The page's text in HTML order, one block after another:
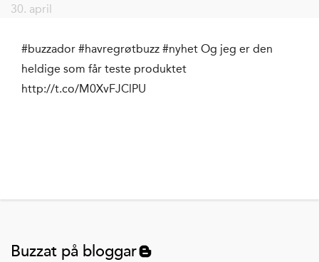
30. april
#buzzador #havregrøtbuzz #nyhet Og jeg er den
heldige som får teste produktet
http://t.co/M0XvFJClPU
Buzzat på bloggar